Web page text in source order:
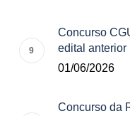
Concurso
edital anterior
01/06/2026
Concurso da